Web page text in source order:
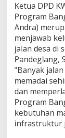
Ketua DPD
Program
Andra)
menjawab
jalan desa di
Pandeglang,
“Banyak
memadai
dan
Program
kebutuhan
infrastruktur